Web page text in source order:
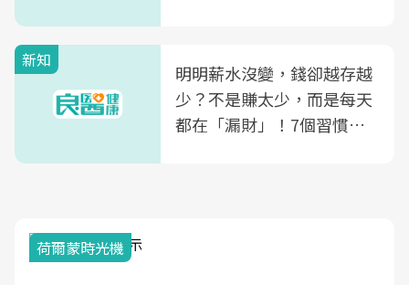
新知
明明薪水沒變，錢卻越存越
少？不是賺太少，而是每天
都在「漏財」！7個習慣一
荷爾蒙時光機